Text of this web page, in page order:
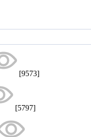
[9573]
[5797]